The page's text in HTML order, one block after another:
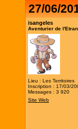
27/06/
isangeles
Aventurier de
Lieu : Les Territoires
Inscription : 17/03/
Messages : 3 920
Site Web